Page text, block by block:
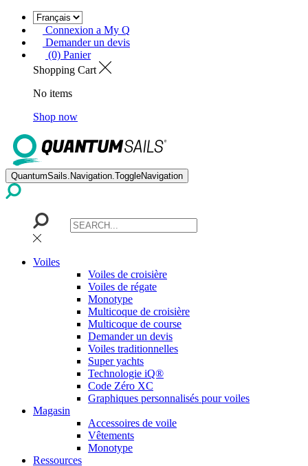
Connexion a My Q
Demander un devis
(0) Panier
Shopping Cart
No items
Shop now
QuantumSails.Navigation.ToggleNavigation
Voiles
Voiles de croisière
Voiles de régate
Monotype
Multicoque de croisière
Multicoque de course
Demander un devis
Voiles traditionnelles
Super yachts
Technologie iQ®
Code Zéro XC
Graphiques personnalisés pour voiles
Magasin
Accessoires de voile
Vêtements
Monotype
Ressources